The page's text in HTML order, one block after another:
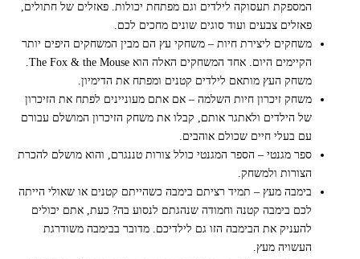
המספקת תעסוקה לילדים וגם מפתחת יכולות. פאזלים של חתולים,
פאזלים צבעים ועוד סוגים שונים מחכים לכם.
משחקים ליצירת חיות – משחקי עץ הם מבין המשחקים היפים יותר
הקיימים היום. אחד המשחקים האלה הוא The Fox & the Mouse.
משחק העץ מותאם לילדים קטנים ומפתח את הדימיון.
משחק זיכרון חיות השלמה – אם אתם מעוניינים לפתח את הזיכרון
של הילדים ולאתגר אותם, קבלו את משחק הזיכרון המושלם עבורם
עם בעלי חיים שכולם אוהבים.
ספר מגנטי – הספר המגנטי כולל צורות טננגרם, והוא מושלם להכרת
הצורות ולמשחק.
בימבה מעץ – תמיד רציתם בימבה כשהייתם קטנים או שאולי הייתה
לכם בימבה קטנה וחמודה שנהגתם לנסוע בה? כעת, אתם יכולים
להעניק את הבימבה הזו גם לילדיכם. מדובר בבימבה משודרגת
העשויה מעץ.